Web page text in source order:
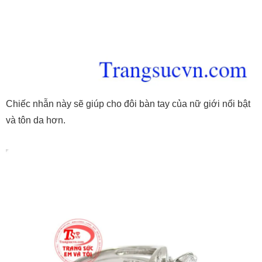
Chiếc nhẫn này sẽ giúp cho đôi bàn tay của nữ giới nổi bật
và tôn da hơn.